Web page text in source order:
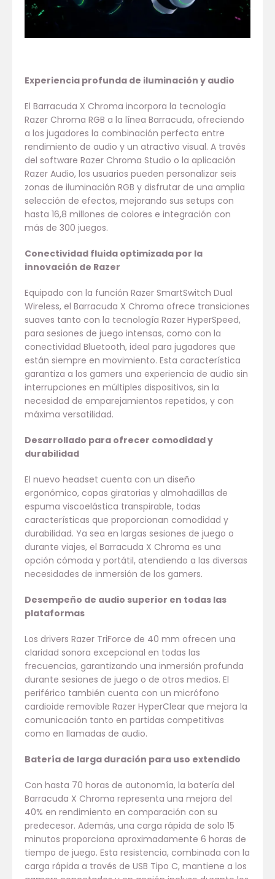
Experiencia profunda de iluminación y audio
El Barracuda X Chroma incorpora la tecnología
Razer Chroma RGB a la línea Barracuda, ofreciendo
a los jugadores la combinación perfecta entre
rendimiento de audio y un atractivo visual. A través
del software Razer Chroma Studio o la aplicación
Razer Audio, los usuarios pueden personalizar seis
zonas de iluminación RGB y disfrutar de una amplia
selección de efectos, mejorando sus setups con
hasta 16,8 millones de colores e integración con
más de 300 juegos.
Conectividad fluida optimizada por la
innovación de Razer
Equipado con la función Razer SmartSwitch Dual
Wireless, el Barracuda X Chroma ofrece transiciones
suaves tanto con la tecnología Razer HyperSpeed,
para sesiones de juego intensas, como con la
conectividad Bluetooth, ideal para jugadores que
están siempre en movimiento. Esta característica
garantiza a los gamers una experiencia de audio sin
interrupciones en múltiples dispositivos, sin la
necesidad de emparejamientos repetidos, y con
máxima versatilidad.
Desarrollado para ofrecer comodidad y
durabilidad
El nuevo headset cuenta con un diseño
ergonómico, copas giratorias y almohadillas de
espuma viscoelástica transpirable, todas
características que proporcionan comodidad y
durabilidad. Ya sea en largas sesiones de juego o
durante viajes, el Barracuda X Chroma es una
opción cómoda y portátil, atendiendo a las diversas
necesidades de inmersión de los gamers.
Desempeño de audio superior en todas las
plataformas
Los drivers Razer TriForce de 40 mm ofrecen una
claridad sonora excepcional en todas las
frecuencias, garantizando una inmersión profunda
durante sesiones de juego o de otros medios. El
periférico también cuenta con un micrófono
cardioide removible Razer HyperClear que mejora la
comunicación tanto en partidas competitivas
como en llamadas de audio.
Batería de larga duración para uso extendido
Con hasta 70 horas de autonomía, la batería del
Barracuda X Chroma representa una mejora del
40% en rendimiento en comparación con su
predecesor. Además, una carga rápida de solo 15
minutos proporciona aproximadamente 6 horas de
tiempo de juego. Esta resistencia, combinada con la
carga rápida a través de USB Tipo C, mantiene a los